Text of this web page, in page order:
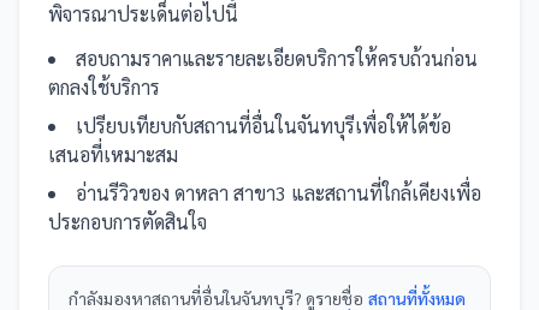
พิจารณาประเด็นต่อไปนี้
สอบถามราคาและรายละเอียดบริการให้ครบถ้วนก่อน
ตกลงใช้บริการ
เปรียบเทียบกับสถานที่อื่นในจันทบุรีเพื่อให้ได้ข้อ
เสนอที่เหมาะสม
อ่านรีวิวของ ดาหลา สาขา3 และสถานที่ใกล้เคียงเพื่อ
ประกอบการตัดสินใจ
กำลังมองหาสถานที่อื่นในจันทบุรี? ดูรายชื่อ สถานที่ทั้งหมด